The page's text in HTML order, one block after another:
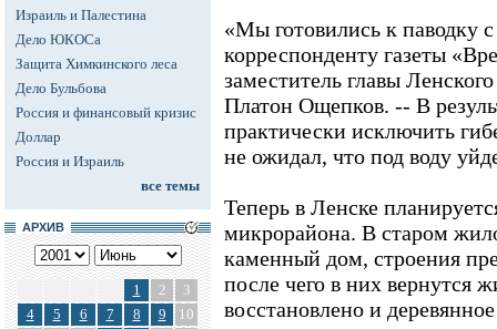
Израиль и Палестина
Дело ЮКОСа
Защита Химкинского леса
Дело Бульбова
Россия и финансовый кризис
Доллар
Россия и Израиль
все темы
АРХИВ
1 2
3
4
5 6 7 8 9
10
«Мы готовились к паводку
корреспонденту газеты
заместитель главы
Платон Ощепков. -- В
практически исключить
не ожидал, что под воду
Теперь в Ленске
микрорайона. В старом
каменный дом, строения
после чего в них вернутся
восстановлено и